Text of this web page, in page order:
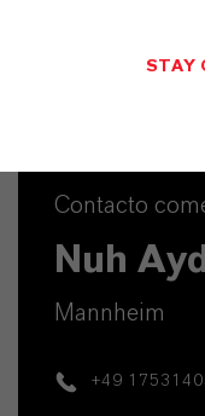
Contacto
Nuh
Mannheim
+49
STAY